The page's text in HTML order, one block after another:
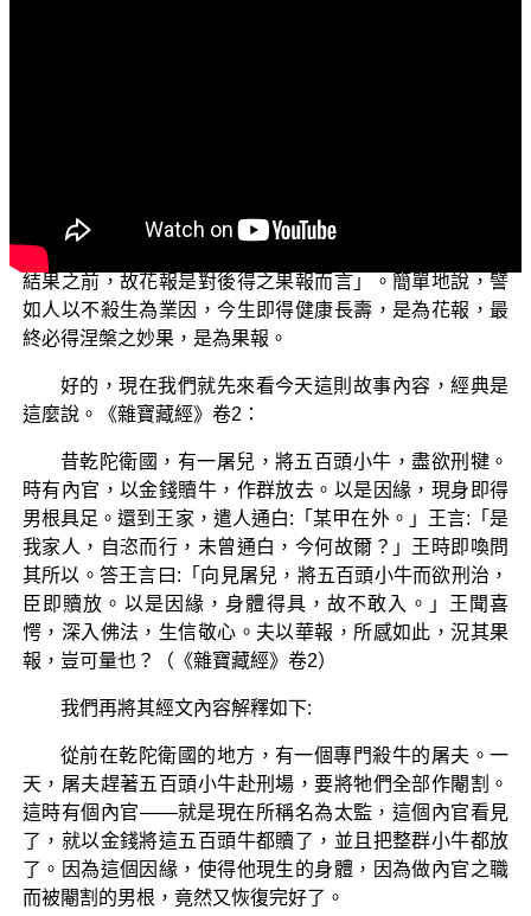
旨，是在談論有關因緣果報的義理。說到因果，又可略分
為正報與華報，華報又作音「花報」，意思是說「花開在
結果之前，故花報是對後得之果報而言」。簡單地說，譬
如人以不殺生為業因，今生即得健康長壽，是為花報，最
終必得涅槃之妙果，是為果報。
好的，現在我們就先來看今天這則故事內容，經典是
這麼說。《雜寶藏經》卷2：
昔乾陀衛國，有一屠兒，將五百頭小牛，盡欲刑犍。
時有內官，以金錢贖牛，作群放去。以是因緣，現身即得
男根具足。還到王家，遣人通白:「某甲在外。」王言:「是
我家人，自恣而行，未曾通白，今何故爾？」王時即喚問
其所以。答王言曰:「向見屠兒，將五百頭小牛而欲刑治，
臣即贖放。以是因緣，身體得具，故不敢入。」王聞喜
愕，深入佛法，生信敬心。夫以華報，所感如此，況其果
報，豈可量也？（《雜寶藏經》卷2）
我們再將其經文內容解釋如下:
從前在乾陀衛國的地方，有一個專門殺牛的屠夫。一
天，屠夫趕著五百頭小牛赴刑場，要將牠們全部作閹割。
這時有個內官——就是現在所稱名為太監，這個內官看見
了，就以金錢將這五百頭牛都贖了，並且把整群小牛都放
了。因為這個因緣，使得他現生的身體，因為做內官之職
而被閹割的男根，竟然又恢復完好了。